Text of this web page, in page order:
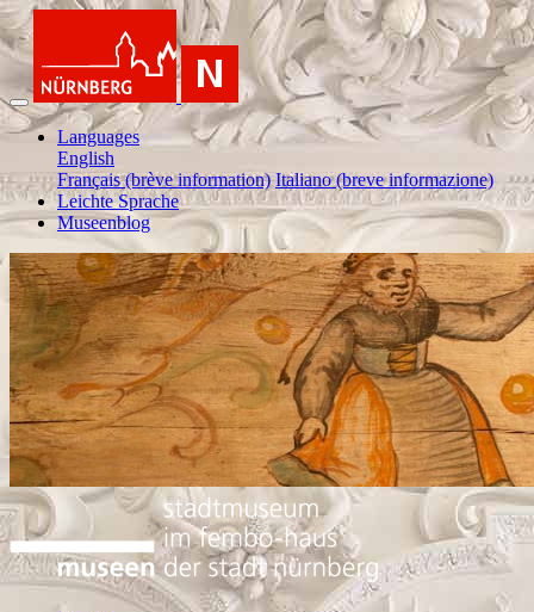
Languages
English
Français (brève information) Italiano (breve informazione)
Leichte Sprache
Museenblog